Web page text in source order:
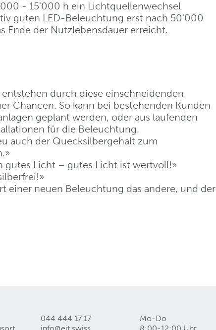
- 15'000 h ein Lichtquellenwechsel
guten LED-Beleuchtung erst nach 50'000
Ende der Nutzlebensdauer erreicht.
durch diese einschneidenden
Chancen. So kann bei bestehenden Kunden
geplant werden, oder aus laufenden
für die Beleuchtung.
auch der Quecksilbergehalt zum
gutes Licht – gutes Licht ist wertvoll!»
einer neuen Beleuchtung das andere, und der
044 444 17 17
info@eit swiss
Mo-Do
8:00-12:00 Uhr